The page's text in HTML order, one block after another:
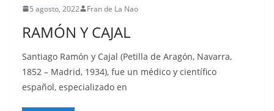
5 agosto, 2022 Fran de La Nao
RAMÓN Y CAJAL
Santiago Ramón y Cajal (Petilla de Aragón, Navarra,
1852 – Madrid, 1934), fue un médico y científico
español, especializado en